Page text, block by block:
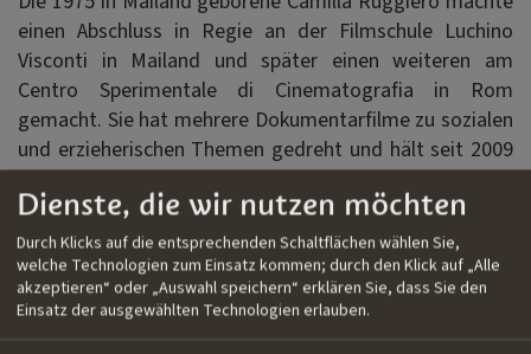
einen Abschluss in Regie an der Filmschule Luchino
Visconti in Mailand und später einen weiteren am
Centro Sperimentale di Cinematografia in Rom
gemacht. Sie hat mehrere Dokumentarfilme zu sozialen
und erzieherischen Themen gedreht und hält seit 2009
Filmworkshops an Gymnasien ab.
Filmografie
››Lost and Found| Abschlusskurzfilm | Rai Cinema |
Drehbuch, Regie
Dienste, die wir nutzen möchten
Durch Klicks auf die entsprechenden Schaltflächen wählen Sie,
welche Technologien zum Einsatz kommen; durch den Klick auf „Alle
akzeptieren“ oder „Auswahl speichern“ erklären Sie, dass Sie den
Einsatz der ausgewählten Technologien erlauben.